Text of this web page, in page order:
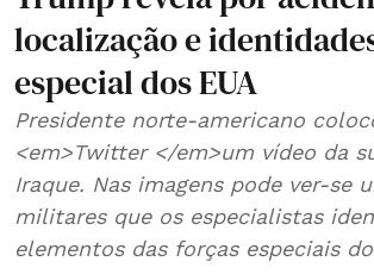
localização e
especial dos EUA
Presidente norte-americano
<em>Twitter </em>um vídeo da
Iraque. Nas imagens pode ver-se
militares que os especialistas
elementos das forças especiais